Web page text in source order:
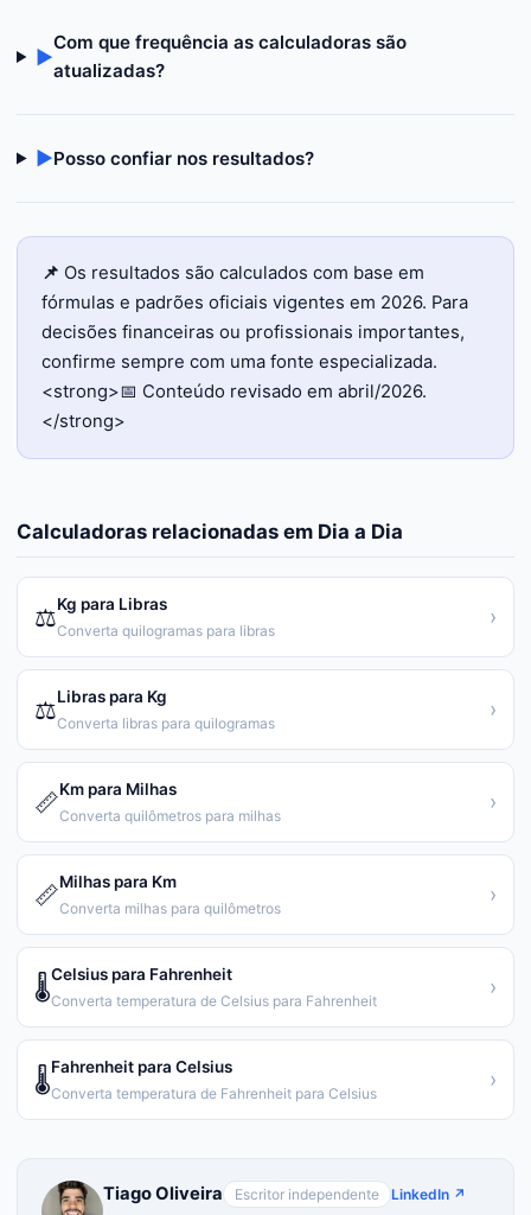
▶
Com que frequência as calculadoras são
atualizadas?
▶Posso confiar nos resultados?
📌 Os resultados são calculados com base em
fórmulas e padrões oficiais vigentes em 2026. Para
decisões financeiras ou profissionais importantes,
confirme sempre com uma fonte especializada.
<strong>📅 Conteúdo revisado em abril/2026.
</strong>
Calculadoras relacionadas em Dia a Dia
⚖️Kg para Libras
Converta quilogramas para libras
›
⚖️Libras para Kg
Converta libras para quilogramas
›
📏Km para Milhas
Converta quilômetros para milhas
›
📏Milhas para Km
Converta milhas para quilômetros
›
🌡️Celsius para Fahrenheit
Converta temperatura de Celsius para Fahrenheit
›
🌡️Fahrenheit para Celsius
Converta temperatura de Fahrenheit para Celsius
›
Tiago Oliveira Escritor independente LinkedIn ↗